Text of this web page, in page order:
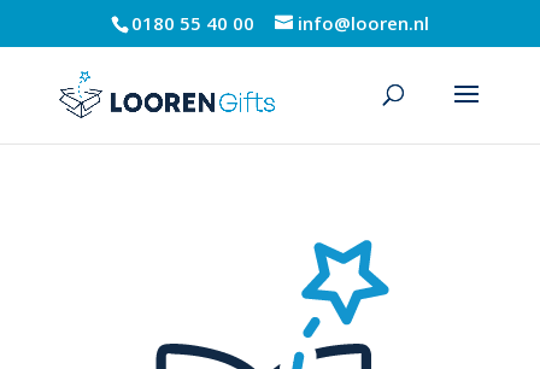
0180 55 40 00 info@looren.nl